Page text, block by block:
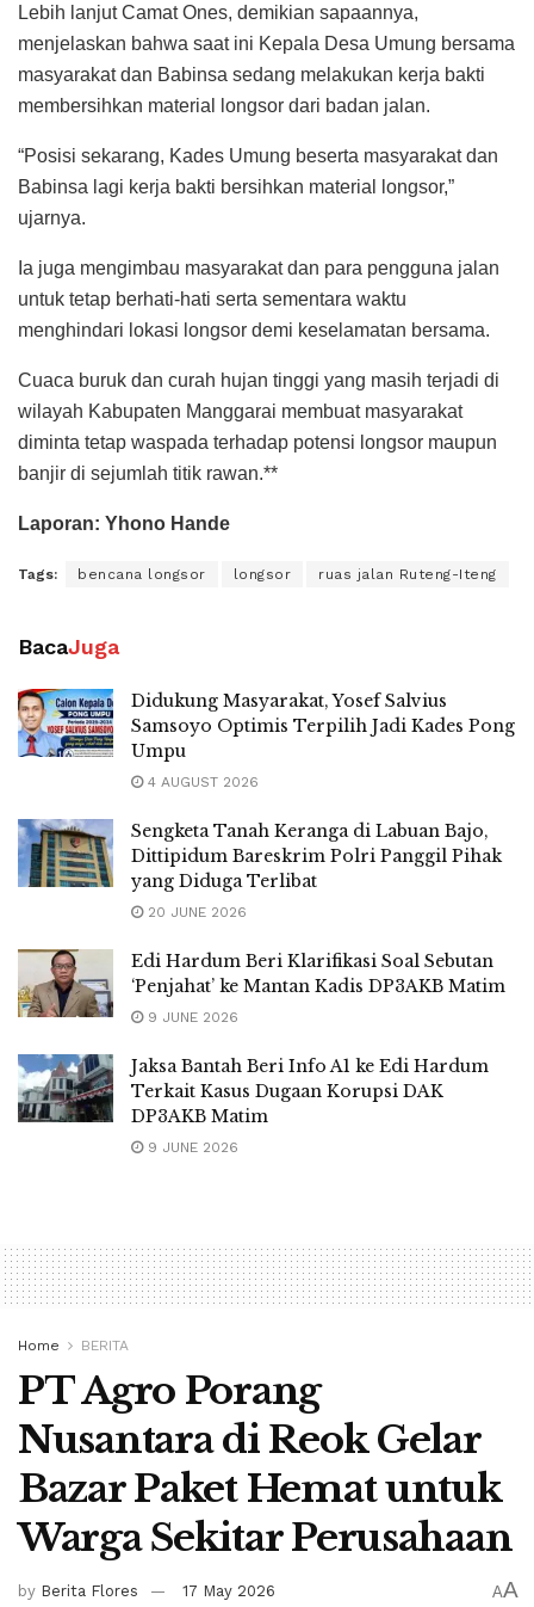
Lebih lanjut Camat Ones, demikian sapaannya,
menjelaskan bahwa saat ini Kepala Desa Umung bersama
masyarakat dan Babinsa sedang melakukan kerja bakti
membersihkan material longsor dari badan jalan.
“Posisi sekarang, Kades Umung beserta masyarakat dan
Babinsa lagi kerja bakti bersihkan material longsor,”
ujarnya.
Ia juga mengimbau masyarakat dan para pengguna jalan
untuk tetap berhati-hati serta sementara waktu
menghindari lokasi longsor demi keselamatan bersama.
Cuaca buruk dan curah hujan tinggi yang masih terjadi di
wilayah Kabupaten Manggarai membuat masyarakat
diminta tetap waspada terhadap potensi longsor maupun
banjir di sejumlah titik rawan.**
Laporan: Yhono Hande
Tags: bencana longsor longsor ruas jalan Ruteng-Iteng
BacaJuga
Didukung Masyarakat, Yosef Salvius
Samsoyo Optimis Terpilih Jadi Kades Pong
Umpu
4 AUGUST 2026
Sengketa Tanah Keranga di Labuan Bajo,
Dittipidum Bareskrim Polri Panggil Pihak
yang Diduga Terlibat
20 JUNE 2026
Edi Hardum Beri Klarifikasi Soal Sebutan
‘Penjahat’ ke Mantan Kadis DP3AKB Matim
9 JUNE 2026
Jaksa Bantah Beri Info A1 ke Edi Hardum
Terkait Kasus Dugaan Korupsi DAK
DP3AKB Matim
9 JUNE 2026
Home BERITA
PT Agro Porang
Nusantara di Reok Gelar
Bazar Paket Hemat untuk
Warga Sekitar Perusahaan
by Berita Flores 17 May 2026 AA